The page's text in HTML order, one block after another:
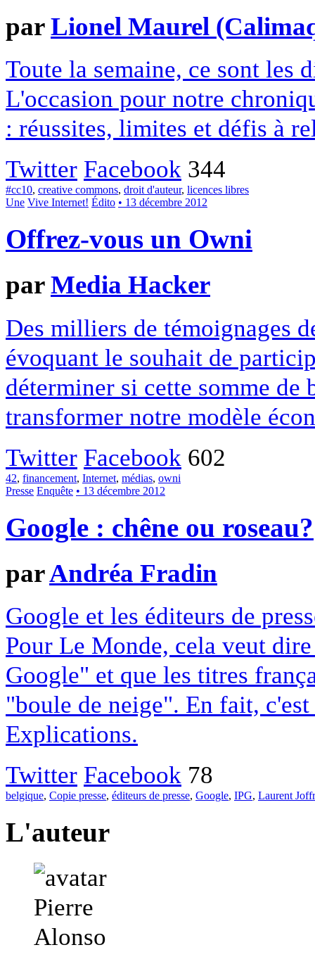
parLionel Maurel
Toute la semaine, ce sont les
L'occasion pour notre
: réussites, limites et défis à
Twitter Facebook 344
#cc10, creative commons, droit d'auteur, licences libres
Une Vive Internet! Édito • 13 décembre 2012
Offrez-vous un Owni
parMedia Hacker
Des milliers de témoignages
évoquant le souhait de
déterminer si cette somme
transformer notre modèle
Twitter Facebook 602
42, financement, Internet, médias, owni
Presse Enquête • 13 décembre 2012
Google : chêne ou roseau?
parAndréa Fradin
Google et les éditeurs de
Pour Le Monde, cela veut
Google" et que les titres
"boule de neige". En fait,
Explications.
Twitter Facebook 78
belgique, Copie presse, éditeurs de presse, Google, IPG, Laurent
L'auteur